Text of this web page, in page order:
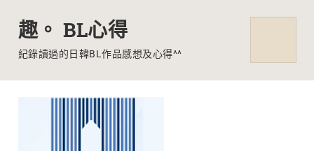
趣。 BL心得
紀錄讀過的日韓BL作品感想及心得^^